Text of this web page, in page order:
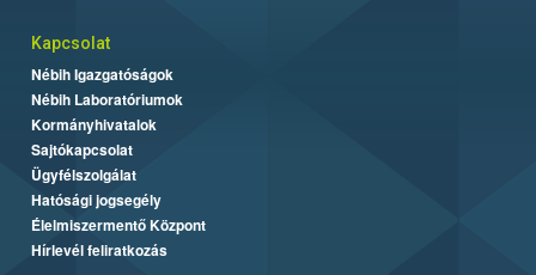
Kapcsolat
Nébih Igazgatóságok
Nébih Laboratóriumok
Kormányhivatalok
Sajtókapcsolat
Ügyfélszolgálat
Hatósági jogsegély
Élelmiszermentő Központ
Hírlevél feliratkozás